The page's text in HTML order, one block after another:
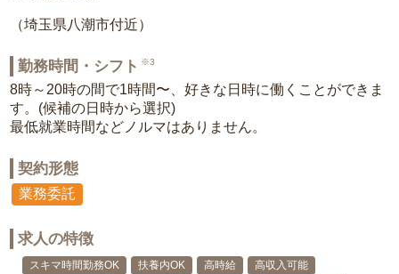
（埼玉県八潮市付近）
勤務時間・シフト ※3
8時～20時の間で1時間〜、好きな日時に働くことができま
す。(候補の日時から選択)
最低就業時間などノルマはありません。
契約形態
業務委託
求人の特徴
スキマ時間勤務OK 扶養内OK 高時給
高収入可能